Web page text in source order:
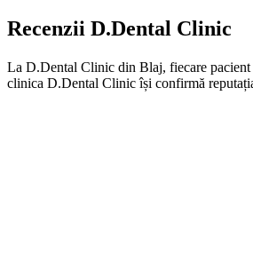
Recenzii D.Dental Clinic
La D.Dental Clinic din Blaj, fiecare pacient
clinica D.Dental Clinic își confirmă